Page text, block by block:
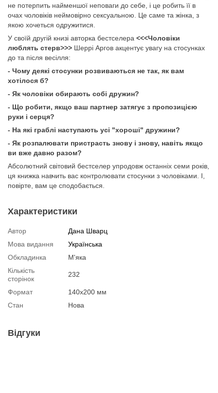
не потерпить найменшої неповаги до себе, і це робить її в
очах чоловіків неймовірно сексуальною. Це саме та жінка, з
якою хочеться одружитися.
У своїй другій книзі авторка бестселера <<<Чоловіки
люблять стерв>>> Шеррі Аргов акцентує увагу на стосунках
до та після весілля:
- Чому деякі стосунки розвиваються не так, як вам
хотілося б?
- Як чоловіки обирають собі дружин?
- Що робити, якщо ваш партнер затягує з пропозицією
руки і серця?
- На які граблі наступають усі "хороші" дружини?
- Як розпалювати пристрасть знову і знову, навіть якщо
ви вже давно разом?
Абсолютний світовий бестселер упродовж останніх семи років,
ця книжка навчить вас контролювати стосунки з чоловіками. І,
повірте, вам це сподобається.
Характеристики
Автор
Дана Шварц
Мова видання
Українська
Обкладинка
М'яка
Кількість
сторінок
232
Формат
140х200 мм
Стан
Нова
Відгуки